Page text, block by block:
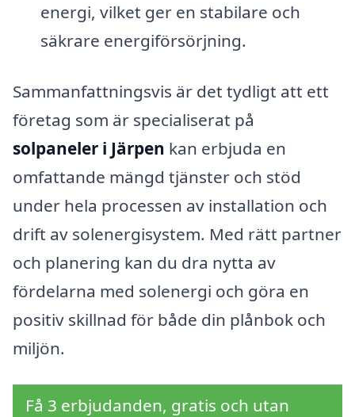
energi, vilket ger en stabilare och
säkrare energiförsörjning.
Sammanfattningsvis är det tydligt att ett
företag som är specialiserat på
solpaneler i Järpen kan erbjuda en
omfattande mängd tjänster och stöd
under hela processen av installation och
drift av solenergisystem. Med rätt partner
och planering kan du dra nytta av
fördelarna med solenergi och göra en
positiv skillnad för både din plånbok och
miljön.
Få 3 erbjudanden, gratis och utan